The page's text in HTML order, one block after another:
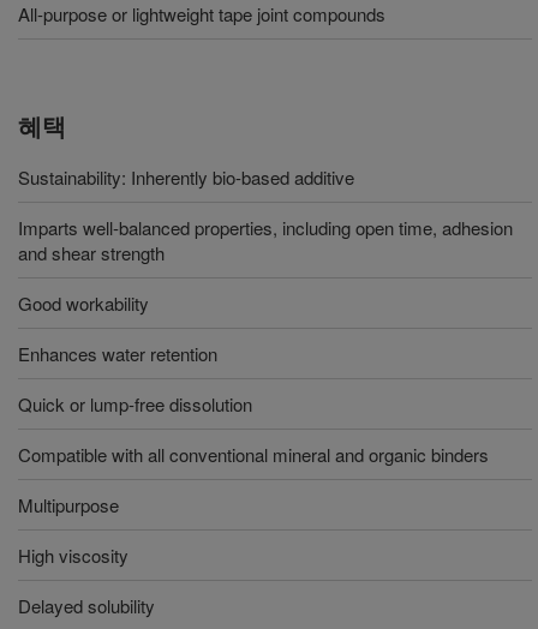
All-purpose or lightweight tape joint compounds
혜택
Sustainability: Inherently bio-based additive
Imparts well-balanced properties, including open time, adhesion
and shear strength
Good workability
Enhances water retention
Quick or lump-free dissolution
Compatible with all conventional mineral and organic binders
Multipurpose
High viscosity
Delayed solubility